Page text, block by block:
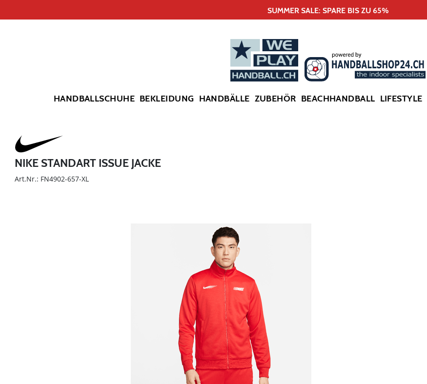
SUMMER SALE: SPARE BIS ZU 65%
HANDBALLSCHUHE BEKLEIDUNG HANDBÄLLE ZUBEHÖR BEACHHANDBALL LIFESTYLE
NIKE STANDART ISSUE JACKE
Art.Nr.: FN4902-657-XL